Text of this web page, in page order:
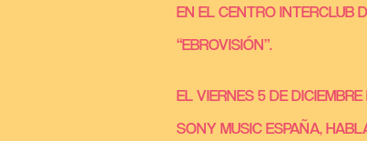
EN EL CENTRO INTERCLUB
“EBROVISIÓN”.
EL VIERNES 5 DE
SONY MUSIC ESPAÑA,